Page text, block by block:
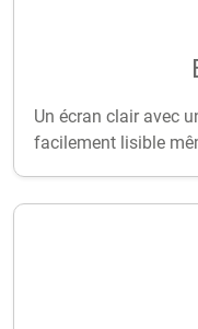
Un écran clair avec
facilement lisible